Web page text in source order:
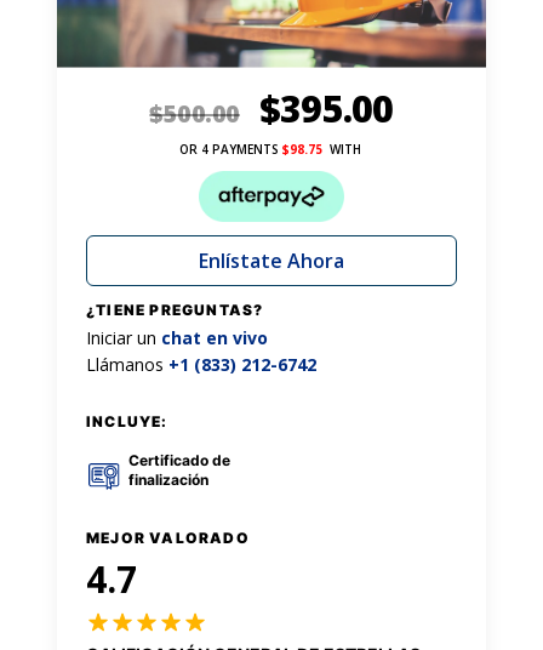
$500.00 $395.00
OR 4 PAYMENTS $98.75WITH
Enlístate Ahora
¿TIENE PREGUNTAS?
Iniciar un chat en vivo
Llámanos +1 (833) 212-6742
INCLUYE:
Certificado de
finalización
MEJOR VALORADO
4.7